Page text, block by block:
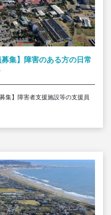
募集】障害のある方の日常
集】障害者支援施設等の支援員